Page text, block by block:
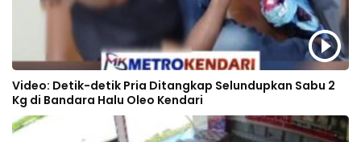
Video: Detik-detik Pria Ditangkap Selundupkan Sabu 2
Kg di Bandara Halu Oleo Kendari